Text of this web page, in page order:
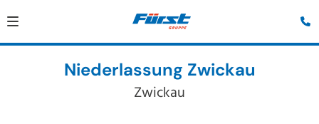
Niederlassung Zwickau
Zwickau